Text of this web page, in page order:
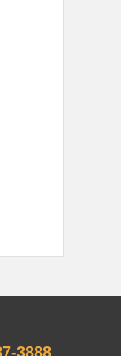
3888